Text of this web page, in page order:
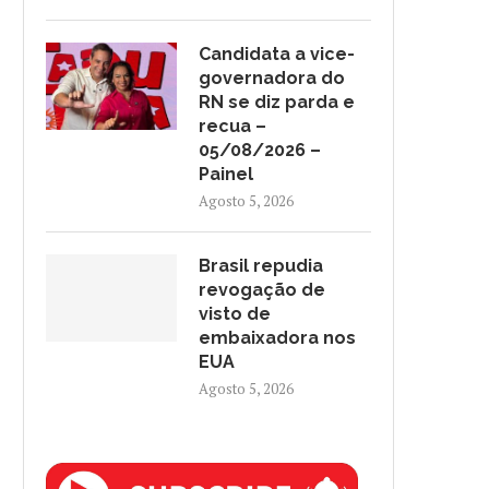
Candidata a vice-
governadora do
RN se diz parda e
recua –
05/08/2026 –
Painel
Agosto 5, 2026
Brasil repudia
revogação de
visto de
embaixadora nos
EUA
Agosto 5, 2026